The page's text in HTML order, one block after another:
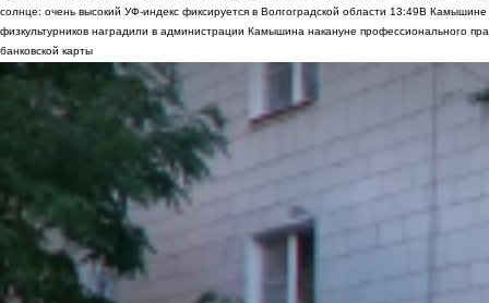
солнце: очень высокий УФ-индекс фиксируется в Волгоградской области 13:49В Камышине
физкультурников наградили в администрации Камышина накануне профессионального
банковской карты